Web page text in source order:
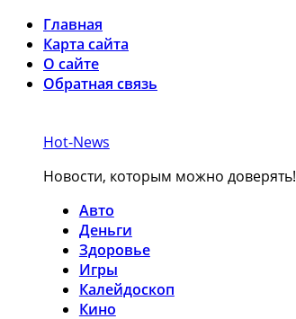
Главная
Карта сайта
О сайте
Обратная связь
Hot-News
Новости, которым можно доверять!
Авто
Деньги
Здоровье
Игры
Калейдоскоп
Кино